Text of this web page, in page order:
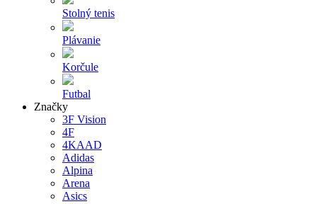
Stolný tenis
Plávanie
Korčule
Futbal
Značky
3F Vision
4F
4KAAD
Adidas
Alpina
Arena
Asics